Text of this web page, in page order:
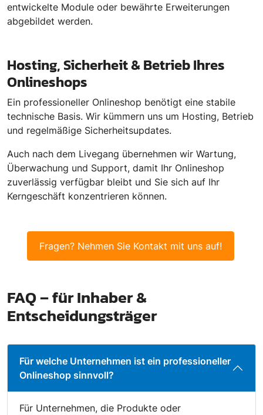
entwickelte Module oder bewährte Erweiterungen
abgebildet werden.
Hosting, Sicherheit & Betrieb Ihres
Onlineshops
Ein professioneller Onlineshop benötigt eine stabile
technische Basis. Wir kümmern uns um Hosting, Betrieb
und regelmäßige Sicherheitsupdates.
Auch nach dem Livegang übernehmen wir Wartung,
Überwachung und Support, damit Ihr Onlineshop
zuverlässig verfügbar bleibt und Sie sich auf Ihr
Kerngeschäft konzentrieren können.
Fragen? Nehmen Sie Kontakt mit uns auf!
FAQ – für Inhaber &
Entscheidungsträger
Für welche Unternehmen ist ein professioneller
Onlineshop sinnvoll?
Für Unternehmen, die Produkte oder